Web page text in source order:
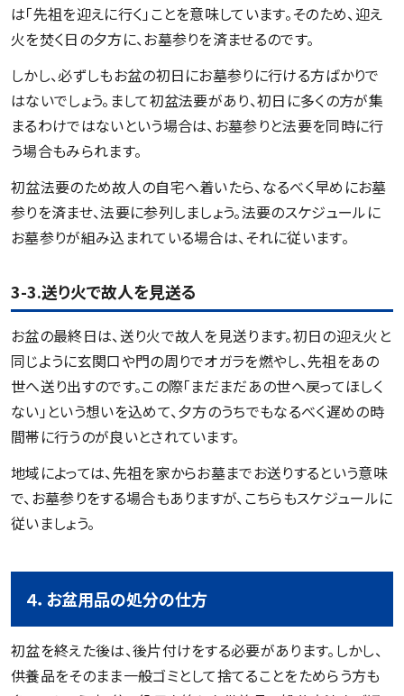
は「先祖を迎えに行く」ことを意味しています。そのため、迎え
火を焚く日の夕方に、お墓参りを済ませるのです。
しかし、必ずしもお盆の初日にお墓参りに行ける方ばかりで
はないでしょう。まして初盆法要があり、初日に多くの方が集
まるわけではないという場合は、お墓参りと法要を同時に行
う場合もみられます。
初盆法要のため故人の自宅へ着いたら、なるべく早めにお墓
参りを済ませ、法要に参列しましょう。法要のスケジュールに
お墓参りが組み込まれている場合は、それに従います。
3-3.送り火で故人を見送る
お盆の最終日は、送り火で故人を見送ります。初日の迎え火と
同じように玄関口や門の周りでオガラを燃やし、先祖をあの
世へ送り出すのです。この際「まだまだあの世へ戻ってほしく
ない」という想いを込めて、夕方のうちでもなるべく遅めの時
間帯に行うのが良いとされています。
地域によっては、先祖を家からお墓までお送りするという意味
で、お墓参りをする場合もありますが、こちらもスケジュールに
従いましょう。
４．お盆用品の処分の仕方
初盆を終えた後は、後片付けをする必要があります。しかし、
供養品をそのまま一般ゴミとして捨てることをためらう方も